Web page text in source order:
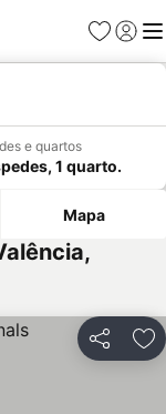
Favoritos
Iniciar
e quartos
1 quarto.
Mapa
Partilhar